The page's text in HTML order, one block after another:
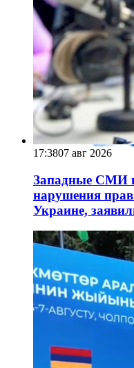
17:3807 авг 2026
Западные СМИ
нарушения
Украине,